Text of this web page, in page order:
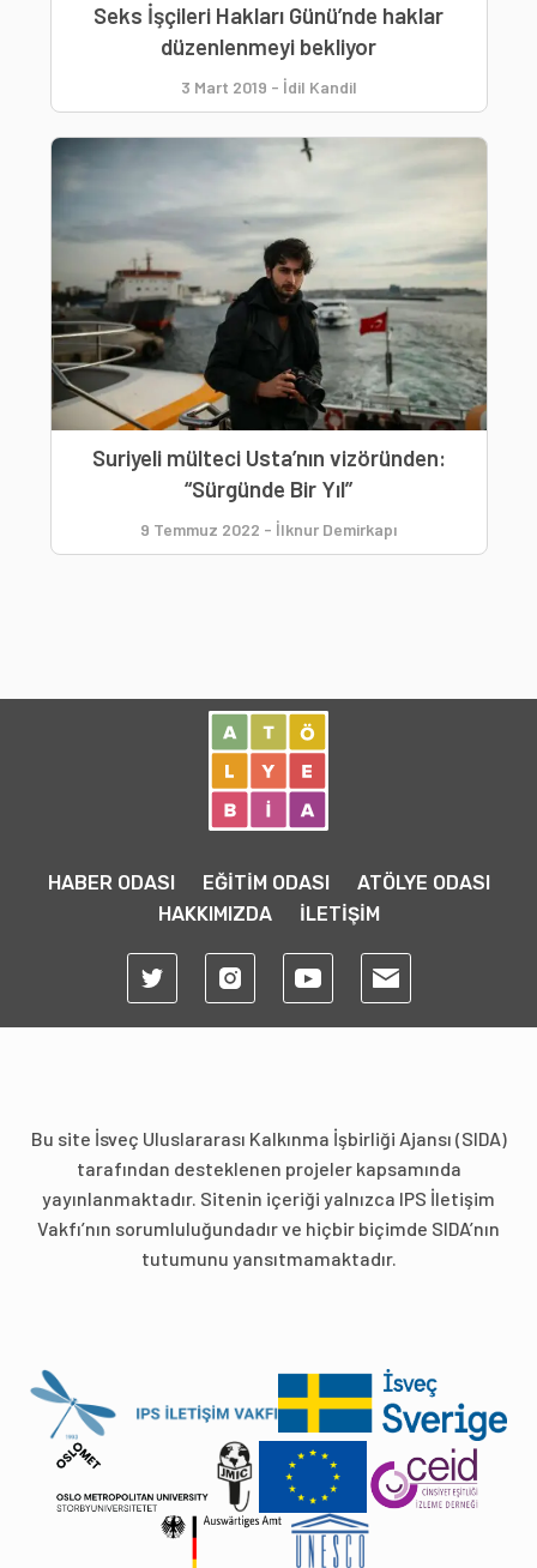
Seks İşçileri Hakları Günü’nde haklar
düzenlenmeyi bekliyor
3 Mart 2019 - İdil Kandil
Suriyeli mülteci Usta’nın vizöründen:
“Sürgünde Bir Yıl”
9 Temmuz 2022 - İlknur Demirkapı
HABER ODASI EĞİTİM ODASI
ATÖLYE ODASI
HAKKIMIZDA
İLETİŞİM
Bu site İsveç Uluslararası Kalkınma İşbirliği Ajansı (SIDA)
tarafından desteklenen projeler kapsamında
yayınlanmaktadır. Sitenin içeriği yalnızca IPS İletişim
Vakfı’nın sorumluluğundadır ve hiçbir biçimde SIDA’nın
tutumunu yansıtmamaktadır.